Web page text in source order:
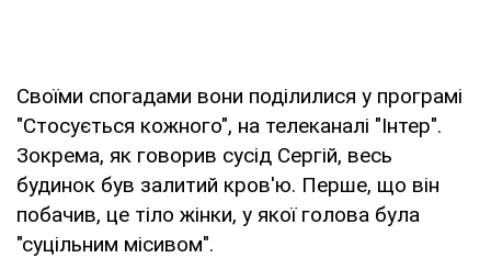
Своїми спогадами вони поділилися у програмі
"Стосується кожного", на телеканалі "Інтер".
Зокрема, як говорив сусід Сергій, весь
будинок був залитий кров'ю. Перше, що він
побачив, це тіло жінки, у якої голова була
"суцільним місивом".